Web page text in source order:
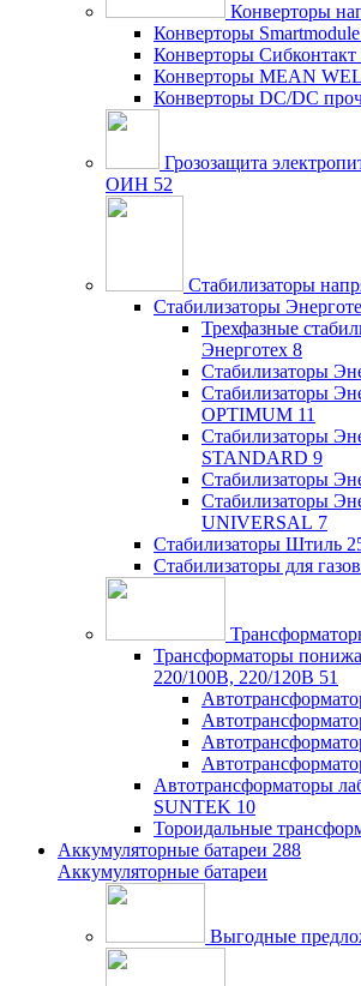
Конверторы
Конверторы
Конверторы
Конверторы MEAN
Конверторы DC/DC
Грозозащита
ОИН 52
Стабилизаторы
Стабилизаторы
Трехфазные
Энерготех 8
Стабилизаторы
Стабилизаторы
OPTIMUM 11
Стабилизаторы
STANDARD 9
Стабилизаторы
Стабилизаторы
UNIVERSAL 7
Стабилизаторы Штиль
Стабилизаторы для
Трансформаторы
220/100В, 220/120В 51
Автотрансформаторы
SUNTEK 10
Тороидальные
Аккумуляторные батареи 288
Аккумуляторные батареи
Выгодные